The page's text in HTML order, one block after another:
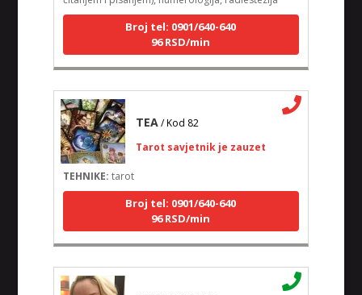
Broj tel: 0901/640-640
96 RSD/min
/ Kod 82
Tarot savjetnik je zauzet
Broj tel: 0901/640-640
96 RSD/min
/ Kod 106